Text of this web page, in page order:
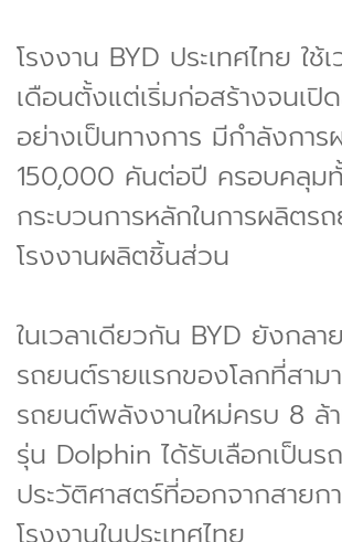
โรงงาน BYD ประเทศไทย ใช้
เดือนตั้งแต่เริ่มก่อสร้างจนเปิ
อย่างเป็นทางการ มีกำลังกา
150,000 คันต่อปี ครอบคลุม
กระบวนการหลักในการผลิตร
โรงงานผลิตชิ้นส่วน
ในเวลาเดียวกัน BYD ยังกล
รถยนต์รายแรกของโลกที่สาม
รถยนต์พลังงานใหม่ครบ 8 ล้
รุ่น Dolphin ได้รับเลือกเป็นร
ประวัติศาสตร์ที่ออกจากสายก